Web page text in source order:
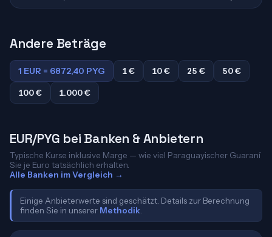
Andere Beträge
1 EUR = 6872,40 PYG 1 € 10 € 25 €
50 €
100 €
1.000 €
EUR/PYG bei Banken & Anbietern
Typische Kurse inklusive Marge — wie viel Paraguayischer Guaraní
Sie je Euro tatsächlich erhalten.
Alle Banken im Vergleich →
Einige Anbieterwerte sind geschätzt. Details zur Berechnung
finden Sie in unserer Methodik